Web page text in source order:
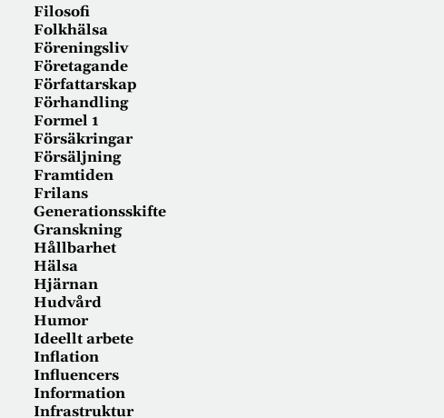
Filosofi
Folkhälsa
Föreningsliv
Företagande
Författarskap
Förhandling
Formel 1
Försäkringar
Försäljning
Framtiden
Frilans
Generationsskifte
Granskning
Hållbarhet
Hälsa
Hjärnan
Hudvård
Humor
Ideellt arbete
Inflation
Influencers
Information
Infrastruktur